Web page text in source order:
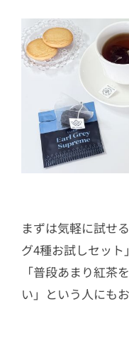
まずは気軽に試せ
グ4種お試しセット
「普段あまり紅茶
い」という人にも